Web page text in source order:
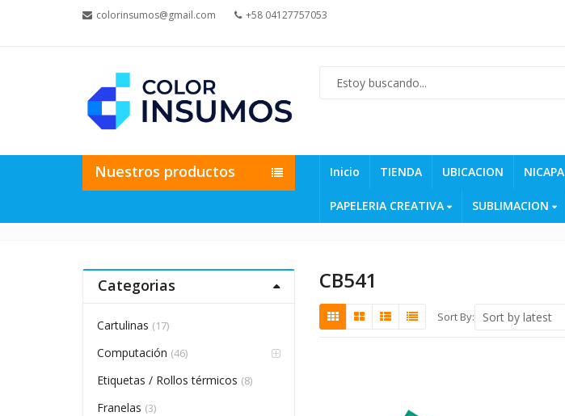
colorinsumos@gmail.com +58 04127757053
Nuestros productos Inicio TIENDA UBICACION NICAPA
PAPELERIA CREATIVA SUBLIMACION
CB541
Sort By:
Categorias
Cartulinas (17)
Computación (46)
Etiquetas / Rollos térmicos (8)
Franelas (3)